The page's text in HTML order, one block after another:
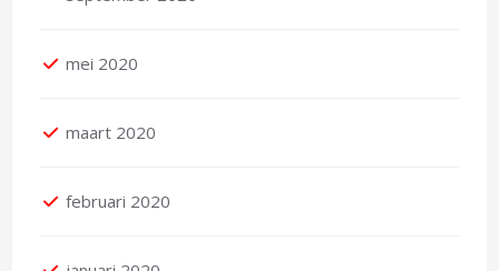
mei 2020
maart 2020
februari 2020